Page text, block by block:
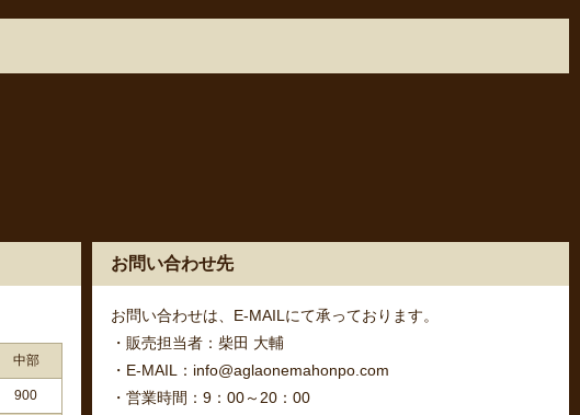
中部
900
お問い合わせ先
お問い合わせは、E-MAILにて承っております。
・販売担当者：柴田 大輔
・E-MAIL：info@aglaonemahonpo.com
・営業時間：9：00～20：00